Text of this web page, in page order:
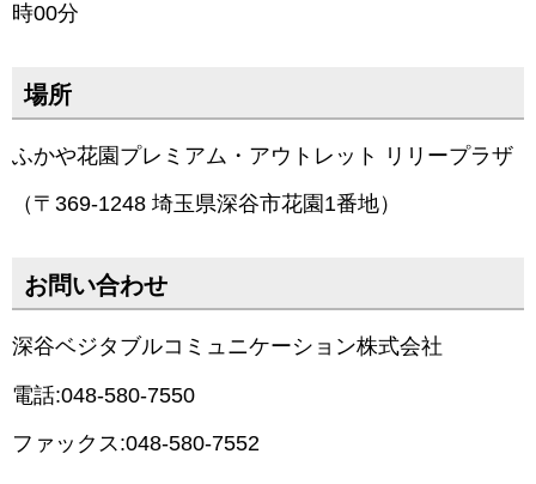
時00分
場所
ふかや花園プレミアム・アウトレット リリープラザ
（〒369-1248 埼玉県深谷市花園1番地）
お問い合わせ
深谷ベジタブルコミュニケーション株式会社
電話:048-580-7550
ファックス:048-580-7552